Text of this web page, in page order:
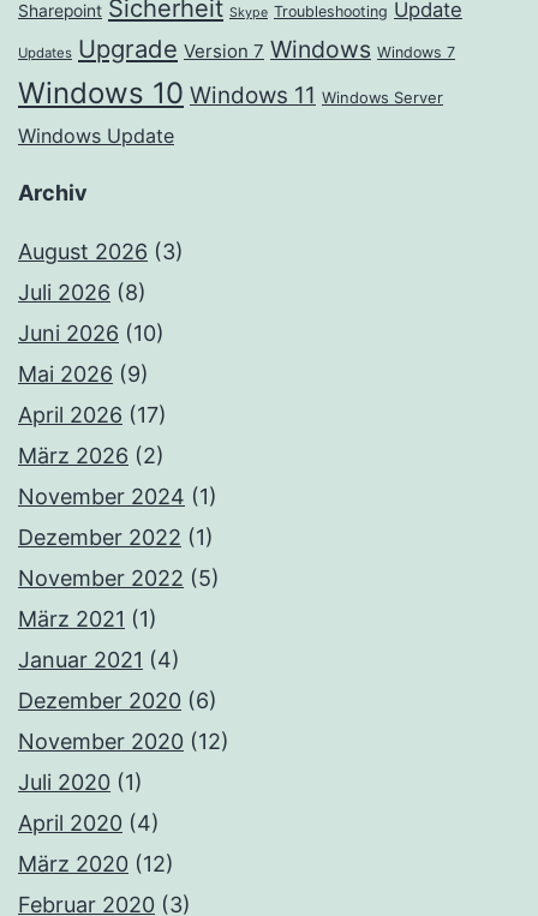
Sharepoint Sicherheit Skype Troubleshooting Update
Updates Upgrade Version 7 Windows Windows 7
Windows 10 Windows 11 Windows Server
Windows Update
Archiv
August 2026 (3)
Juli 2026 (8)
Juni 2026 (10)
Mai 2026 (9)
April 2026 (17)
März 2026 (2)
November 2024 (1)
Dezember 2022 (1)
November 2022 (5)
März 2021 (1)
Januar 2021 (4)
Dezember 2020 (6)
November 2020 (12)
Juli 2020 (1)
April 2020 (4)
März 2020 (12)
Februar 2020 (3)